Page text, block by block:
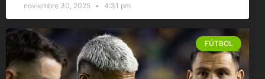
noviembre 30, 2025 4:31 pm
FÚTBOL